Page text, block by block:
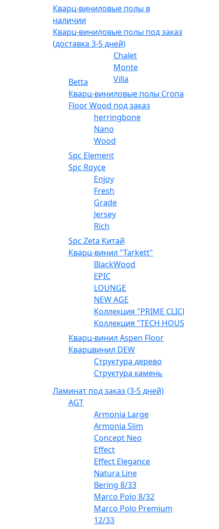
Кварц-виниловые полы в
наличии
Кварц-виниловые полы под заказ
(доставка 3-5 дней)
Betta
Chalet
Monte
Villa
Кварц-виниловые полы Crona
Floor Wood под заказ
herringbone
Nano
Wood
Spc Element
Spc Royce
Enjoy
Fresh
Grade
Jersey
Rich
Spc Zeta Китай
Кварц-винил "Tarkett"
BlackWood
EPIC
LOUNGE
NEW AGE
Коллекция "PRIME CLICK"
Коллекция "TECH HOUSE"
Кварц-винил Aspen Floor
Кварцвинил DEW
Структура дерево
Структура камень
Ламинат под заказ (3-5 дней)
AGT
Armonia Large
Armonia Slim
Concept Neo
Effect
Effect Elegance
Natura Line
Bering 8/33
Marco Polo 8/32
Marco Polo Premium
12/33